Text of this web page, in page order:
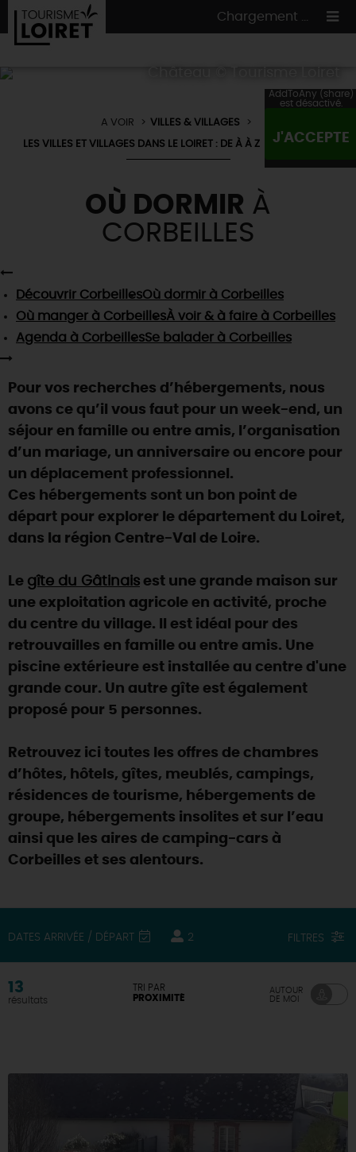
Chargement ...
ON A TESTÉPOUR VOUS
VOSENVIES
LES INCONTOURNABLES MADE IN LOIRET
HÉBERGEMENTS
HÉBERGEMENTS
CULTURE
NATURE
TOUTES LES VISITES
EN MODECIRCUITS & BALADES
EN MODENATURE& AVENTURE
...ETAUSSI
TOUTES LES ACTIVITÉS
Nosmarchés
Artistes et Artisans d'Art
Nosspécialités du terroiretproducteurs
Vins etvignobles
Chic, une aire de pique-nique
Par ici les guinguettes
Que rapporter du Loiret ?
La Route desMétiers d'Art
TOUT L'ART DE VIVRE
A NE PASRATER
Téléchargez le Guide de l'été 2026 🤽🌞
Avis de fraicheur ici pour éviter la chaleur 🥵
(re)Découvrir les coulisses de la Faïencerie de
Gien !
Expérimenterles parcours Baludik🕵️
Une saison de festivals 🎉
Rendez-vous de la nature en 2026
Des sorties en famille dans le Loiret !
Programme des animations "Loiret au fil de l'eau"
2026
Où sortir ?
AUJOURD'HUI
DEMAIN
CE WEEK-END
CETTE SEMAINE
INFOS & SERVICES
RÉSERVERMAINTENANT
A VOIR VILLES & VILLAGES
LES VILLES ET VILLAGES DANS LE LOIRET : DE À À Z CORBEILLES
OÙ DORMIR À
CORBEILLES
Découvrir CorbeillesOù dormir à Corbeilles
Où manger à CorbeillesÀ voir & à faire à Corbeilles
Agenda à CorbeillesSe balader à Corbeilles
Pour vos recherches d’hébergements, nous
avons ce qu’il vous faut pour un week-end, un
séjour en famille ou entre amis, l’organisation
d’un mariage, un anniversaire ou encore pour
un déplacement professionnel.
Ces hébergements sont un bon point de
départ pour explorer le département du Loiret,
dans la région Centre-Val de Loire.
Le gîte du Gâtinais est une grande maison sur
une exploitation agricole en activité, proche
du centre du village. Il est idéal pour des
retrouvailles en famille ou entre amis. Une
piscine extérieure est installée au centre d'une
grande cour. Un autre gîte est également
proposé pour 5 personnes.
Retrouvez ici toutes les offres de chambres
d’hôtes, hôtels, gîtes, meublés, campings,
résidences de tourisme, hébergements de
groupe, hébergements insolites et sur l’eau
ainsi que les aires de camping-cars à
Corbeilles et ses alentours.
DATES ARRIVÉE / DÉPART 2 FILTRES
13
résultats
TRI PAR
PROXIMITÉ
AUTOUR
DE MOI
AddToAny (share)
est désactivé.
J'ACCEPTE